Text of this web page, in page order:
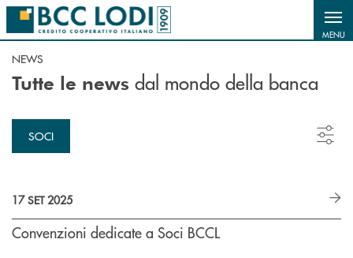
Salta al contenuto principale
MENU
NEWS
Tutte le news dal mondo della banca
SOCI
17 SET 2025
Convenzioni dedicate a Soci BCCL